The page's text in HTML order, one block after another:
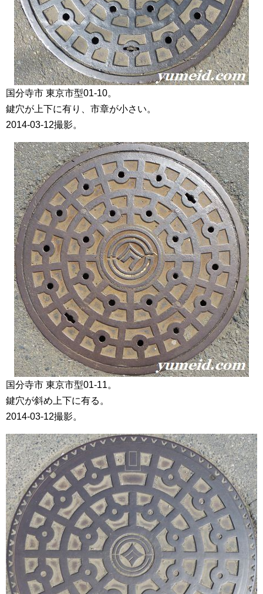
国分寺市 東京市型01-10。
鍵穴が上下に有り、市章が小さい。
2014-03-12撮影。
国分寺市 東京市型01-11。
鍵穴が斜め上下に有る。
2014-03-12撮影。